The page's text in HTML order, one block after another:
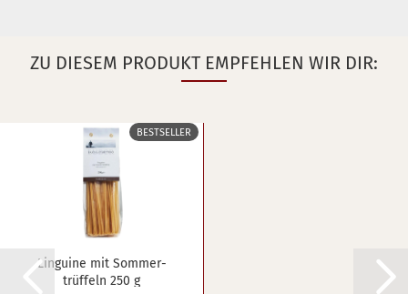
ZU DIESEM PRODUKT EMPFEHLEN WIR DIR:
BESTSELLER
Lin­gui­ne mit Som­mer­
trüf­feln 250 g